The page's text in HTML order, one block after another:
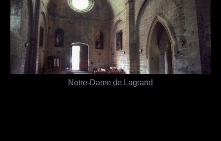
Notre-Dame de Lagrand